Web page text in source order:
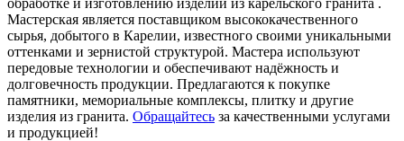
Мастерская является поставщиком высококачественного
сырья, добытого в Карелии, известного своими уникальными
оттенками и зернистой структурой. Мастера используют
передовые технологии и обеспечивают надёжность и
долговечность продукции. Предлагаются к покупке
памятники, мемориальные комплексы, плитку и другие
изделия из гранита. Обращайтесь за качественными услугами
и продукцией!